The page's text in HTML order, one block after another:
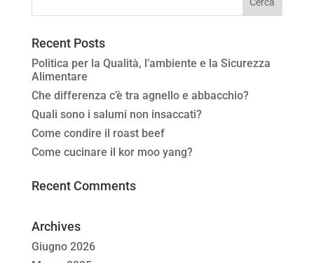
Recent Posts
Politica per la Qualità, l’ambiente e la Sicurezza
Alimentare
Che differenza c’è tra agnello e abbacchio?
Quali sono i salumi non insaccati?
Come condire il roast beef
Come cucinare il kor moo yang?
Recent Comments
Archives
Giugno 2026